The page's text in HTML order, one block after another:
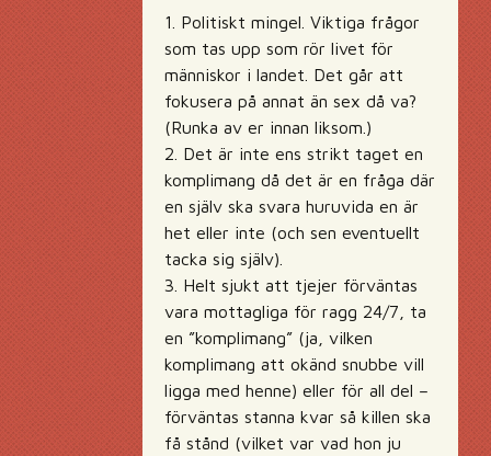
1. Politiskt mingel. Viktiga frågor
som tas upp som rör livet för
människor i landet. Det går att
fokusera på annat än sex då va?
(Runka av er innan liksom.)
2. Det är inte ens strikt taget en
komplimang då det är en fråga där
en själv ska svara huruvida en är
het eller inte (och sen eventuellt
tacka sig själv).
3. Helt sjukt att tjejer förväntas
vara mottagliga för ragg 24/7, ta
en ”komplimang” (ja, vilken
komplimang att okänd snubbe vill
ligga med henne) eller för all del –
förväntas stanna kvar så killen ska
få stånd (vilket var vad hon ju